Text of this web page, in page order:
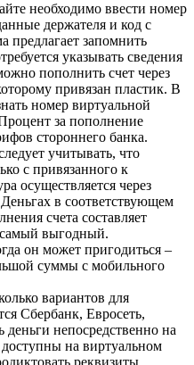
необходимо ввести номер
держателя и код с
предлагает запомнить
указывать сведения
пополнить счет через
привязан пластик. В
номер виртуальной
за пополнение
стороннего банка.
учитывать, что
с привязанного к
осуществляется через
в соответствующем
счета составляет
самый выгодный.
он может пригодиться –
суммы с мобильного
вариантов для
Сбербанк, Евросеть,
непосредственно на
на виртуальном